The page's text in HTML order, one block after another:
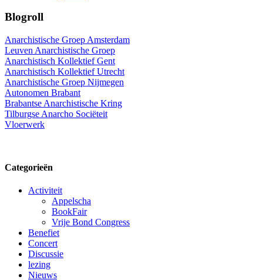
Blogroll
Anarchistische Groep Amsterdam
Leuven Anarchistische Groep
Anarchistisch Kollektief Gent
Anarchistisch Kollektief Utrecht
Anarchistische Groep Nijmegen
Autonomen Brabant
Brabantse Anarchistische Kring
Tilburgse Anarcho Sociëteit
Vloerwerk
Categorieën
Activiteit
Appelscha
BookFair
Vrije Bond Congress
Benefiet
Concert
Discussie
lezing
Nieuws